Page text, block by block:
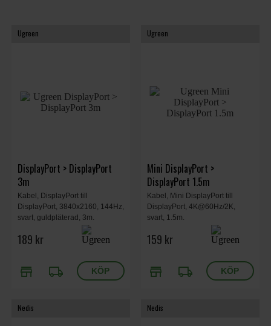
Ugreen
DisplayPort > DisplayPort
3m
Kabel, DisplayPort till
DisplayPort, 3840x2160, 144Hz,
svart, guldpläterad, 3m.
189 kr
store local_shipping
Ugreen
Mini DisplayPort >
DisplayPort 1.5m
Kabel, Mini DisplayPort till
DisplayPort, 4K@60Hz/2K,
svart, 1.5m.
159 kr
store local_shipping
Nedis Nedis